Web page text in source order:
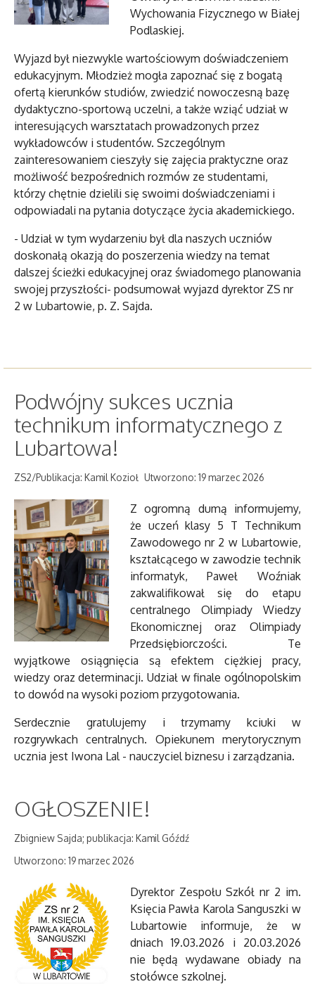
Wychowania Fizycznego w Białej
Podlaskiej.
Wyjazd był niezwykle wartościowym doświadczeniem
edukacyjnym. Młodzież mogła zapoznać się z bogatą
ofertą kierunków studiów, zwiedzić nowoczesną bazę
dydaktyczno-sportową uczelni, a także wziąć udział w
interesujących warsztatach prowadzonych przez
wykładowców i studentów. Szczególnym
zainteresowaniem cieszyły się zajęcia praktyczne oraz
możliwość bezpośrednich rozmów ze studentami,
którzy chętnie dzielili się swoimi doświadczeniami i
odpowiadali na pytania dotyczące życia akademickiego.
- Udział w tym wydarzeniu był dla naszych uczniów
doskonałą okazją do poszerzenia wiedzy na temat
dalszej ścieżki edukacyjnej oraz świadomego planowania
swojej przyszłości- podsumował wyjazd dyrektor ZS nr
2 w Lubartowie, p. Z. Sajda.
Podwójny sukces ucznia
technikum informatycznego z
Lubartowa!
ZS2/Publikacja: Kamil Kozioł Utworzono: 19 marzec 2026
Z ogromną dumą informujemy,
że uczeń klasy 5 T Technikum
Zawodowego nr 2 w Lubartowie,
kształcącego w zawodzie technik
informatyk, Paweł Woźniak
zakwalifikował się do etapu
centralnego Olimpiady Wiedzy
Ekonomicznej oraz Olimpiady
Przedsiębiorczości. Te
wyjątkowe osiągnięcia są efektem ciężkiej pracy,
wiedzy oraz determinacji. Udział w finale ogólnopolskim
to dowód na wysoki poziom przygotowania.
Serdecznie gratulujemy i trzymamy kciuki w
rozgrywkach centralnych. Opiekunem merytorycznym
ucznia jest Iwona Lal - nauczyciel biznesu i zarządzania.
OGŁOSZENIE!
Zbigniew Sajda; publikacja: Kamil Góźdź
Utworzono: 19 marzec 2026
Dyrektor Zespołu Szkół nr 2 im.
Księcia Pawła Karola Sanguszki w
Lubartowie informuje, że w
dniach 19.03.2026 i 20.03.2026
nie będą wydawane obiady na
stołówce szkolnej.